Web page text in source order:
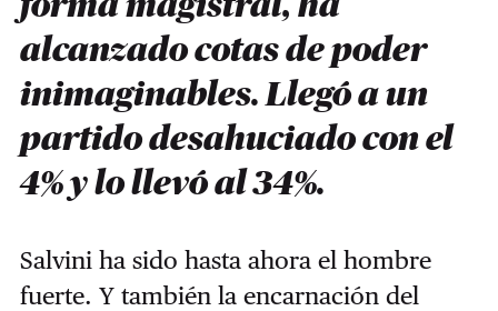
alcanzado cotas de poder
inimaginables. Llegó a un
partido desahuciado con el
4% y lo llevó al 34%.
Salvini ha sido hasta ahora el hombre
fuerte. Y también la encarnación del